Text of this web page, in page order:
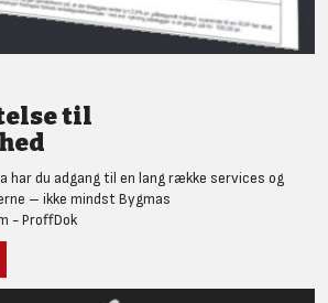
til
har du adgang til en lang række services og
– ikke mindst Bygmas
- ProffDok